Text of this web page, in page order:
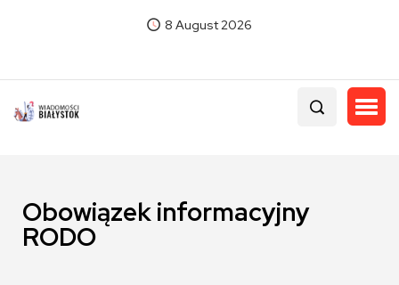
8 August 2026
Obowiązek informacyjny
RODO